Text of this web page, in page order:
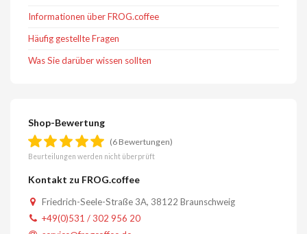
Informationen über FROG.coffee
Häufig gestellte Fragen
Was Sie darüber wissen sollten
Shop-Bewertung
(6 Bewertungen)
Beurteilungen werden nicht überprüft
Kontakt zu FROG.coffee
Friedrich-Seele-Straße 3A, 38122 Braunschweig
+49(0)531 / 302 956 20